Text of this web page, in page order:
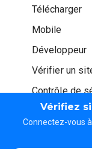
Vérifiez
Connectez-vous
Télécharger
Mobile
Développeur
Vérifier un
Contrôle de